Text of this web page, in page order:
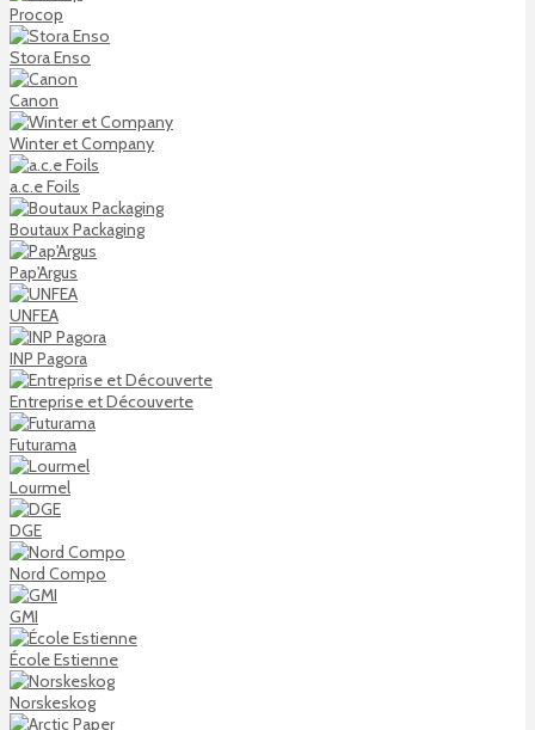
Procop
Stora Enso
Canon
Winter et Company
a.c.e Foils
Boutaux Packaging
Pap'Argus
UNFEA
INP Pagora
Entreprise et Découverte
Futurama
Lourmel
DGE
Nord Compo
GMI
École Estienne
Norskeskog